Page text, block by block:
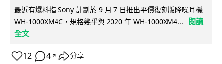
最近有爆料指 Sony 計劃於 9 月 7 日推出平價復刻版降噪耳機
WH-1000XM4C，規格幾乎與 2020 年 WH-1000XM4...
閱讀
全文
12 4 ↗ 分享